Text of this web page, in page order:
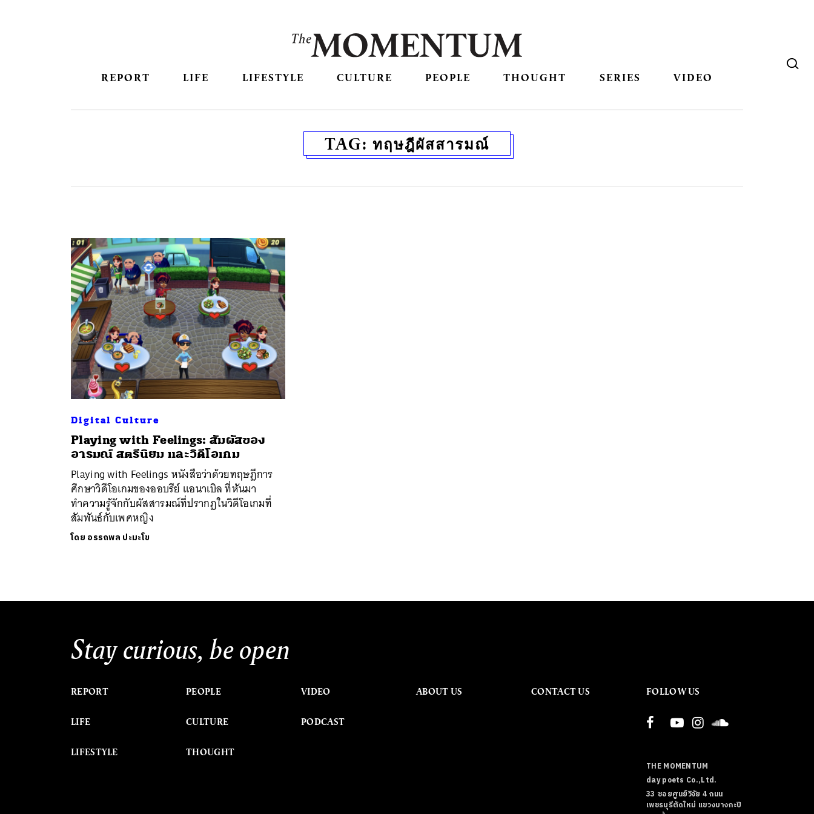
REPORT LIFE LIFESTYLE CULTURE PEOPLE THOUGHT SERIES VIDEO
TAG: ทฤษฎีผัสสารมณ์
Digital Culture
Playing with Feelings: สัมผัสของ
อารมณ์ สตรีนิยม และวิดีโอเกม
Playing with Feelings หนังสือว่าด้วยทฤษฎีการ
ศึกษาวิดีโอเกมของออบรีย์ แอนาเบิล ที่หันมา
ทำความรู้จักกับผัสสารมณ์ที่ปรากฏในวิดีโอเกมที่
สัมพันธ์กับเพศหญิง
โดย อรรถพล ปะมะโข
Stay curious, be open
REPORT
LIFE
LIFESTYLE
PEOPLE
CULTURE
THOUGHT
VIDEO
PODCAST
ABOUT US CONTACT US FOLLOW US
THE MOMENTUM
day poets Co.,Ltd.
33 ซอยศูนย์วิจัย 4 ถนน
เพชรบุรีตัดใหม่ แขวงบางกะปิ